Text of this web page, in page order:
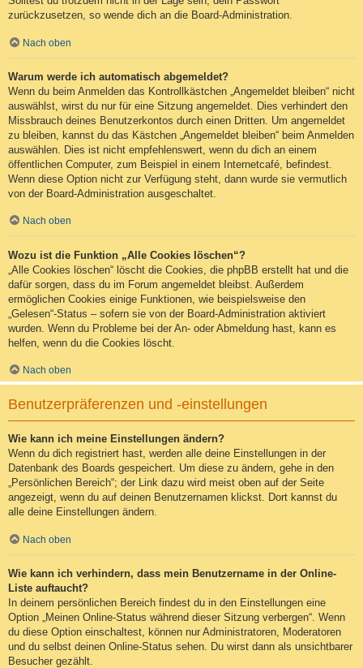
zurückzusetzen, so wende dich an die Board-Administration.
Nach oben
Warum werde ich automatisch abgemeldet?
Wenn du beim Anmelden das Kontrollkästchen „Angemeldet bleiben“ nicht
auswählst, wirst du nur für eine Sitzung angemeldet. Dies verhindert den
Missbrauch deines Benutzerkontos durch einen Dritten. Um angemeldet
zu bleiben, kannst du das Kästchen „Angemeldet bleiben“ beim Anmelden
auswählen. Dies ist nicht empfehlenswert, wenn du dich an einem
öffentlichen Computer, zum Beispiel in einem Internetcafé, befindest.
Wenn diese Option nicht zur Verfügung steht, dann wurde sie vermutlich
von der Board-Administration ausgeschaltet.
Nach oben
Wozu ist die Funktion „Alle Cookies löschen“?
„Alle Cookies löschen“ löscht die Cookies, die phpBB erstellt hat und die
dafür sorgen, dass du im Forum angemeldet bleibst. Außerdem
ermöglichen Cookies einige Funktionen, wie beispielsweise den
„Gelesen“-Status – sofern sie von der Board-Administration aktiviert
wurden. Wenn du Probleme bei der An- oder Abmeldung hast, kann es
helfen, wenn du die Cookies löscht.
Nach oben
Benutzerpräferenzen und -einstellungen
Wie kann ich meine Einstellungen ändern?
Wenn du dich registriert hast, werden alle deine Einstellungen in der
Datenbank des Boards gespeichert. Um diese zu ändern, gehe in den
„Persönlichen Bereich“; der Link dazu wird meist oben auf der Seite
angezeigt, wenn du auf deinen Benutzernamen klickst. Dort kannst du
alle deine Einstellungen ändern.
Nach oben
Wie kann ich verhindern, dass mein Benutzername in der Online-
Liste auftaucht?
In deinem persönlichen Bereich findest du in den Einstellungen eine
Option „Meinen Online-Status während dieser Sitzung verbergen“. Wenn
du diese Option einschaltest, können nur Administratoren, Moderatoren
und du selbst deinen Online-Status sehen. Du wirst dann als unsichtbarer
Besucher gezählt.